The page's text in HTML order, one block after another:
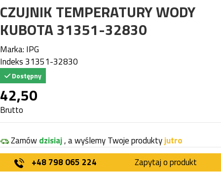
CZUJNIK TEMPERATURY WODY
KUBOTA 31351-32830
Marka: IPG
Indeks 31351-32830
Dostępny
42,50
Brutto
Zamówdzisiaj, a wyślemy Twoje produktyjutro
+48 798 065 224
Zapytaj o produkt